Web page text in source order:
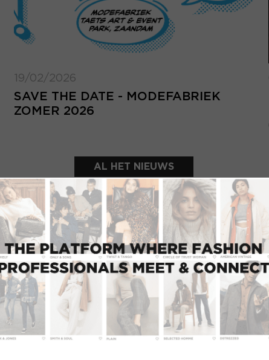
INLOGGEN
E-mailadres
Wachtwoord E-
19/02/2026
SAVE THE DATE - MODEFABRIEK
ZOMER 2026
AL HET NIEUWS
UITGELICHTE SHOWROOMS